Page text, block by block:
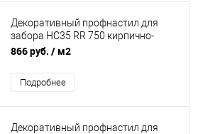
Декоративный профнастил для
забора НС35 RR 750 кирпично-
красный 0,5 мм GreenCoat Pural
866 руб. / м2
Подробнее
Декоративный профнастил для